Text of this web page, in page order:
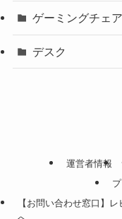
ゲーミングチェア
デスク
運営者情報
【お問い合わせ窓口】